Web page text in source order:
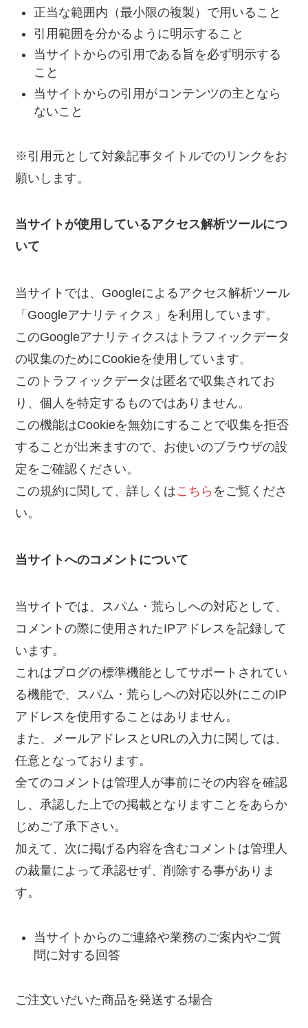
正当な範囲内（最小限の複製）で用いること
引用範囲を分かるように明示すること
当サイトからの引用である旨を必ず明示する
こと
当サイトからの引用がコンテンツの主となら
ないこと
※引用元として対象記事タイトルでのリンクをお
願いします。
当サイトが使用しているアクセス解析ツールにつ
いて
当サイトでは、Googleによるアクセス解析ツール
「Googleアナリティクス」を利用しています。
このGoogleアナリティクスはトラフィックデータ
の収集のためにCookieを使用しています。
このトラフィックデータは匿名で収集されてお
り、個人を特定するものではありません。
この機能はCookieを無効にすることで収集を拒否
することが出来ますので、お使いのブラウザの設
定をご確認ください。
この規約に関して、詳しくはこちら をご覧くださ
い。
当サイトへのコメントについて
当サイトでは、スパム・荒らしへの対応として、
コメントの際に使用されたIPアドレスを記録して
います。
これはブログの標準機能としてサポートされてい
る機能で、スパム・荒らしへの対応以外にこのIP
アドレスを使用することはありません。
また、メールアドレスとURLの入力に関しては、
任意となっております。
全てのコメントは管理人が事前にその内容を確認
し、承認した上での掲載となりますことをあらか
じめご了承下さい。
加えて、次に掲げる内容を含むコメントは管理人
の裁量によって承認せず、削除する事がありま
す。
当サイトからのご連絡や業務のご案内やご質
問に対する回答
ご注文いだいた商品を発送する場合